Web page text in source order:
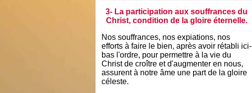
3- La participation aux souffrances du
Christ, condition de la gloire éternelle.
Nos souffrances, nos expiations, nos
efforts à faire le bien, après avoir rétabli ici-
bas l'ordre, pour permettre à la vie du
Christ de croître et d'augmenter en nous,
assurent à notre âme une part de la gloire
céleste.